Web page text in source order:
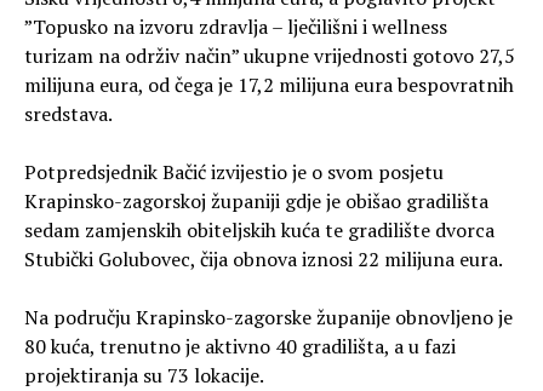
”Topusko na izvoru zdravlja – lječilišni i wellness
turizam na održiv način” ukupne vrijednosti gotovo 27,5
milijuna eura, od čega je 17,2 milijuna eura bespovratnih
sredstava.
Potpredsjednik Bačić izvijestio je o svom posjetu
Krapinsko-zagorskoj županiji gdje je obišao gradilišta
sedam zamjenskih obiteljskih kuća te gradilište dvorca
Stubički Golubovec, čija obnova iznosi 22 milijuna eura.
Na području Krapinsko-zagorske županije obnovljeno je
80 kuća, trenutno je aktivno 40 gradilišta, a u fazi
projektiranja su 73 lokacije.